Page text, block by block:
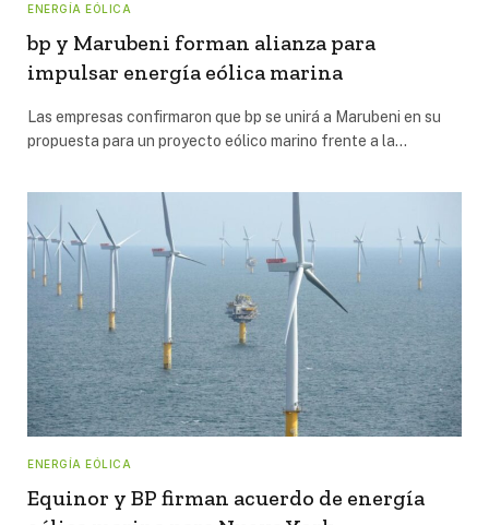
ENERGÍA EÓLICA
bp y Marubeni forman alianza para
impulsar energía eólica marina
Las empresas confirmaron que bp se unirá a Marubeni en su
propuesta para un proyecto eólico marino frente a la…
ENERGÍA EÓLICA
Equinor y BP firman acuerdo de energía